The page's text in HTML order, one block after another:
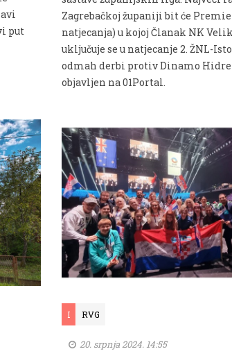
put
Zagrebačkoj županiji bit će
natjecanja) u kojoj Članak NK
uključuje se u natjecanje 2. ŽNL-
odmah derbi protiv Dinamo
objavljen na 01Portal.
I RVG
20. srpnja 2024. 14:55